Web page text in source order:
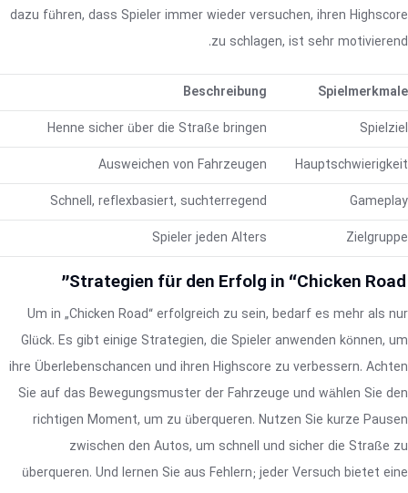
dazu führen, dass Spieler immer wieder versuchen, ihren Highscore
zu schlagen, ist sehr motivierend.
Spielmerkmale
Beschreibung
Spielziel
Henne sicher über die Straße bringen
Hauptschwierigkeit
Ausweichen von Fahrzeugen
Gameplay
Schnell, reflexbasiert, suchterregend
Zielgruppe
Spieler jeden Alters
Strategien für den Erfolg in “Chicken Road”
Um in „Chicken Road“ erfolgreich zu sein, bedarf es mehr als nur
Glück. Es gibt einige Strategien, die Spieler anwenden können, um
ihre Überlebenschancen und ihren Highscore zu verbessern. Achten
Sie auf das Bewegungsmuster der Fahrzeuge und wählen Sie den
richtigen Moment, um zu überqueren. Nutzen Sie kurze Pausen
zwischen den Autos, um schnell und sicher die Straße zu
überqueren. Und lernen Sie aus Fehlern; jeder Versuch bietet eine